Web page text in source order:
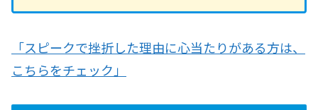
「スピークで挫折した理由に心当たりがある方は、
こちらをチェック」